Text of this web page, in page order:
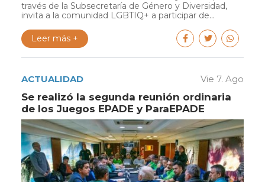
través de la Subsecretaría de Género y Diversidad,
invita a la comunidad LGBTIQ+ a participar de...
Leer más +
ACTUALIDAD Vie 7. Ago
Se realizó la segunda reunión ordinaria
de los Juegos EPADE y ParaEPADE